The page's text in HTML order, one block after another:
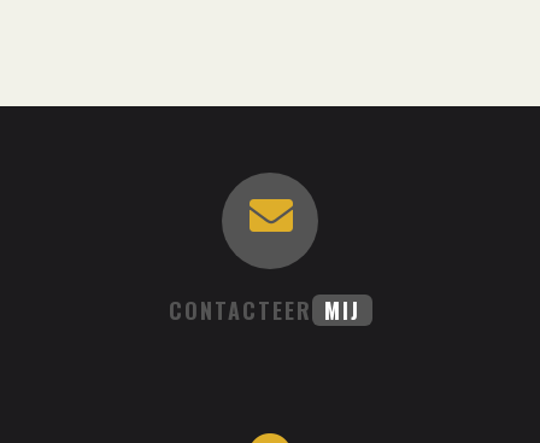
CONTACTEER MIJ